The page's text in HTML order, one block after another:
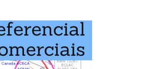
Europeia de Livre-Comércio
Global Business School:
.